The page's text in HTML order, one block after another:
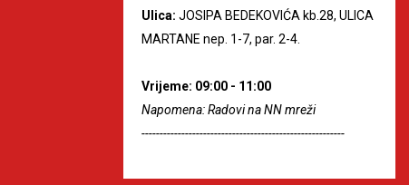
Ulica: JOSIPA BEDEKOVIĆA kb.28, ULICA
MARTANE nep. 1-7, par. 2-4.
Vrijeme: 09:00 - 11:00
Napomena: Radovi na NN mreži
--------------------------------------------------------